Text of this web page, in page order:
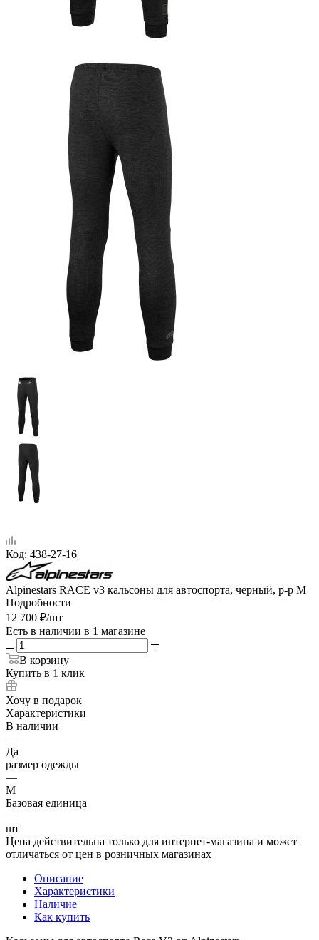
Код: 438-27-16
Alpinestars RACE v3 кальсоны для автоспорта, черный, р-р M
Подробности
12 700 ₽/шт
Есть в наличии в 1 магазине
В корзину
Купить в 1 клик
Хочу в подарок
Характеристики
В наличии
—
Да
размер одежды
—
M
Базовая единица
—
шт
Цена действительна только для интернет-магазина и может
отличаться от цен в розничных магазинах
Описание
Характеристики
Наличие
Как купить